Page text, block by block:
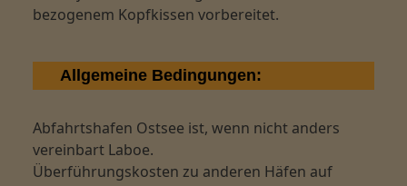
bezogenem Kopfkissen vorbereitet.
Allgemeine Bedingungen:
Abfahrtshafen Ostsee ist, wenn nicht anders
vereinbart Laboe.
Überführungskosten zu anderen Häfen auf